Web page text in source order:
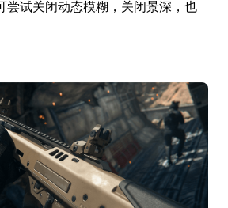
尝试关闭动态模糊，关闭景深，也